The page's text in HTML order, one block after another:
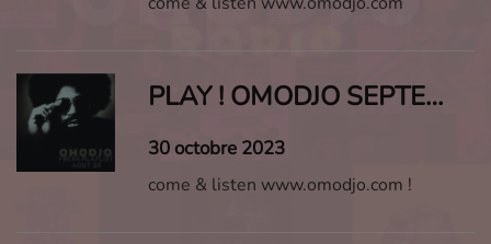
PLAY ! OMODJO SEPTEMBRE 2023
30 octobre 2023
come & listen www.omodjo.com !